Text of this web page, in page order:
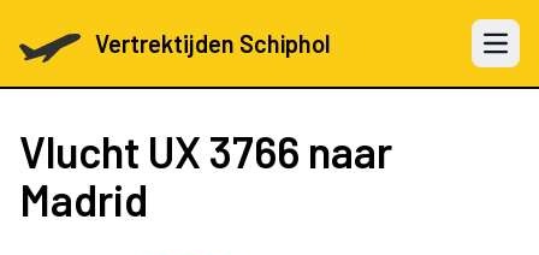
Vertrektijden Schiphol Open
Vlucht UX 3766 naar
Madrid